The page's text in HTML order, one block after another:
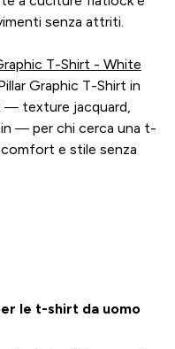
senza attriti.
T-Shirt - White
Graphic T-Shirt in
texture jacquard,
— per chi cerca una t-
e stile senza
le t-shirt da uomo